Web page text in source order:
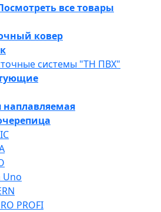
все товары
ковер
системы "ТН ПВХ"
наплавляемая
Uno
PROFI